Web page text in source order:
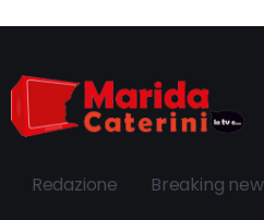
Redazione Breaking